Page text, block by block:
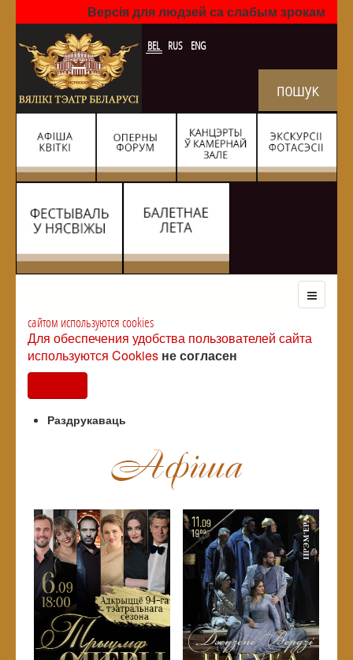
Версія для людзей са слабым зрокам
BEL RUS ENG
сайтом используются cookies
Для обеспечения удобства пользователей сайта
используются Cookies не согласен
Раздрукаваць